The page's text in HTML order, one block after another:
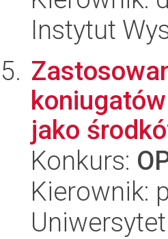
Instytut
jako
Konkurs:
Kierownik: